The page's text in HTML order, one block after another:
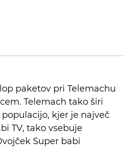
paketov pri Telemachu
Telemach tako širi
kjer je največ
TV, tako vsebuje
Super babi